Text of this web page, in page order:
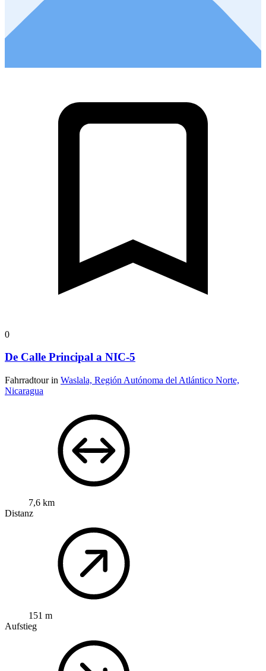
0
De Calle Principal a NIC-5
Fahrradtour in Waslala, Región Autónoma del Atlántico Norte,
Nicaragua
7,6 km
Distanz
151 m
Aufstieg